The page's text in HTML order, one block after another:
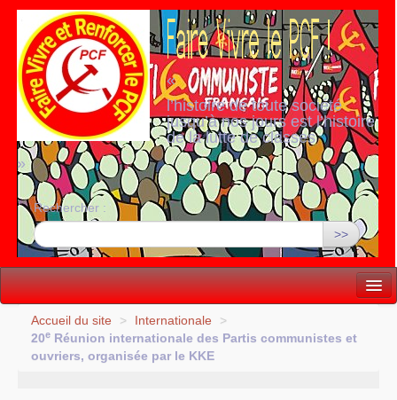
«
l’histoire de toute société
jusqu’à nos jours est l’histoire
de la lutte de classes
»
Rechercher :
>>
Vie politique
Lutter, Unir...
Accueil du site > Internationale
>
20e Réunion internationale des Partis communistes et
ouvriers, organisée par le KKE